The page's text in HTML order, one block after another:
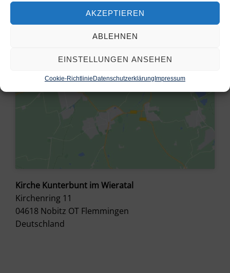
AKZEPTIEREN
ABLEHNEN
EINSTELLUNGEN ANSEHEN
Cookie-Richtlinie Datenschutzerklärung Impressum
Klicke hier, um Marketing-Cookies
zu akzeptieren und diesen Inhalt zu
aktivieren
Kirche Kunterbunt im Wieratal
Kirchenring 11
04618 Nobitz OT Flemmingen
Deutschland